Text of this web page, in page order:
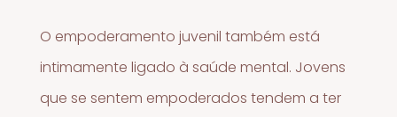
O empoderamento juvenil também está
intimamente ligado à saúde mental. Jovens
que se sentem empoderados tendem a ter